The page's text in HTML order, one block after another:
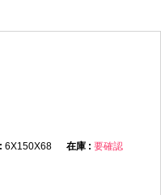
6X150X68
要確認